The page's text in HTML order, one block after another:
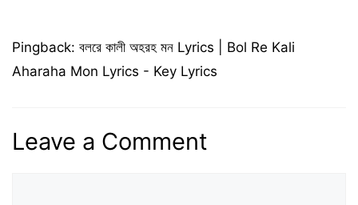
Pingback: বলরে কালী অহরহ মন Lyrics | Bol Re Kali
Aharaha Mon Lyrics - Key Lyrics
Leave a Comment